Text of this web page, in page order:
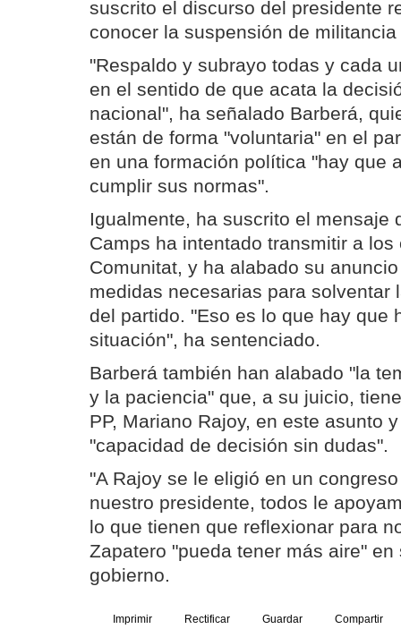
suscrito el discurso del presidente
conocer la suspensión de
"Respaldo y subrayo todas y cada
en el sentido de que acata la
nacional", ha señalado Barberá,
están de forma "voluntaria" en el
en una formación política "hay que
cumplir sus normas".
Igualmente, ha suscrito el mensaje
Camps ha intentado transmitir a
Comunitat, y ha alabado su
medidas necesarias para solventar
del partido. "Eso es lo que hay que
situación", ha sentenciado.
Barberá también han alabado "la
y la paciencia" que, a su juicio,
PP, Mariano Rajoy, en este asunto
"capacidad de decisión sin dudas".
"A Rajoy se le eligió en un
nuestro presidente, todos le
lo que tienen que reflexionar para
Zapatero "pueda tener más aire"
gobierno.
Imprimir Rectificar Guardar Compartir